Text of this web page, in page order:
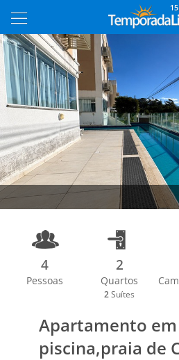
4
Pessoas
2
Quartos
2 Suítes
Apartamento
piscina,praia de